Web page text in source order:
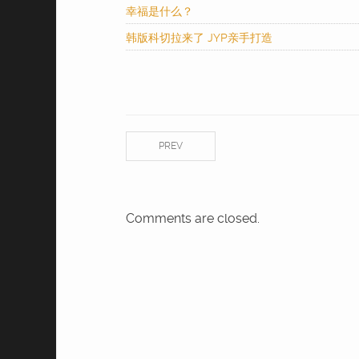
幸福是什么？
韩版科切拉来了 JYP亲手打造
PREV
Comments are closed.